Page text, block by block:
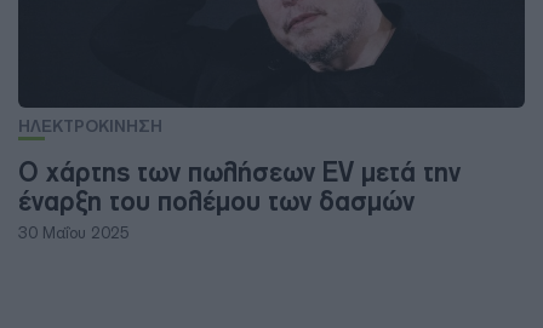
ΗΛΕΚΤΡΟΚΙΝΗΣΗ
Ο χάρτης των πωλήσεων EV μετά την
έναρξη του πολέμου των δασμών
30 Μαΐου 2025